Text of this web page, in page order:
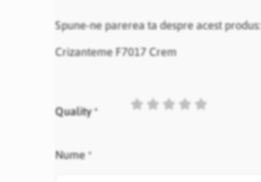
Spune-ne parerea ta despre acest produs:
Crizanteme F7017 Crem
Quality
1
2
3
4
Nume